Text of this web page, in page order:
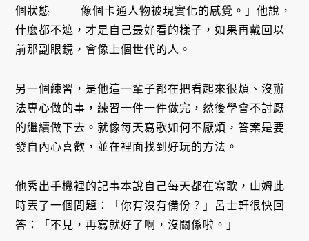
個狀態 —— 像個卡通人物被現實化的感覺。」他說，
什麼都不遮，才是自己最好看的樣子，如果再戴回以
前那副眼鏡，會像上個世代的人。
另一個練習，是他這一輩子都在把看起來很煩、沒辦
法專心做的事，練習一件一件做完，然後學會不討厭
的繼續做下去。就像每天寫歌如何不厭煩，答案是要
發自內心喜歡，並在裡面找到好玩的方法。
他秀出手機裡的記事本說自己每天都在寫歌，山姆此
時丟了一個問題：「你有沒有備份？」呂士軒很快回
答：「不見，再寫就好了啊，沒關係啦。」